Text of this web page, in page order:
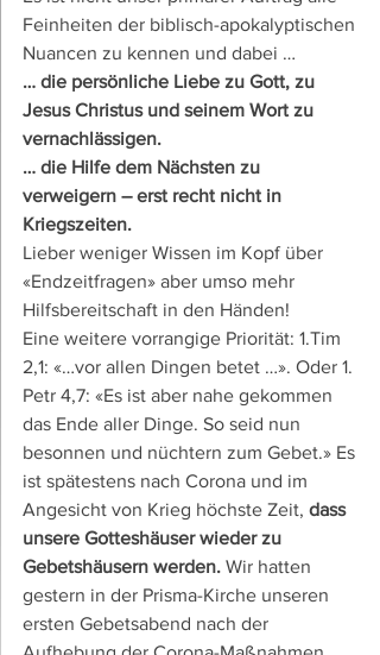
Feinheiten der biblisch-apokalyptischen
Nuancen zu kennen und dabei …
… die persönliche Liebe zu Gott, zu
Jesus Christus und seinem Wort zu
vernachlässigen.
… die Hilfe dem Nächsten zu
verweigern – erst recht nicht in
Kriegszeiten.
Lieber weniger Wissen im Kopf über
«Endzeitfragen» aber umso mehr
Hilfsbereitschaft in den Händen!
Eine weitere vorrangige Priorität: 1.Tim
2,1: «…vor allen Dingen betet …». Oder 1.
Petr 4,7: «Es ist aber nahe gekommen
das Ende aller Dinge. So seid nun
besonnen und nüchtern zum Gebet.» Es
ist spätestens nach Corona und im
Angesicht von Krieg höchste Zeit, dass
unsere Gotteshäuser wieder zu
Gebetshäusern werden. Wir hatten
gestern in der Prisma-Kirche unseren
ersten Gebetsabend nach der